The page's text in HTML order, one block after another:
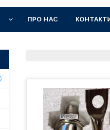
ПРО НАС